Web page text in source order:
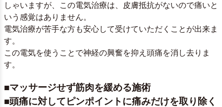
しゃいますが、この電気治療は、皮膚抵抗がないので痛いと
いう感覚はありません。
電気治療が苦手な方も安心して受けていただくことが出来ま
す。
この電気を使うことで神経の興奮を抑え頭痛を消し去りま
す。
■マッサージせず筋肉を緩める施術
■頭痛に対してピンポイントに痛みだけを取り除く